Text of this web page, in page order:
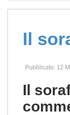
Il
Pubblicato: 12
Il